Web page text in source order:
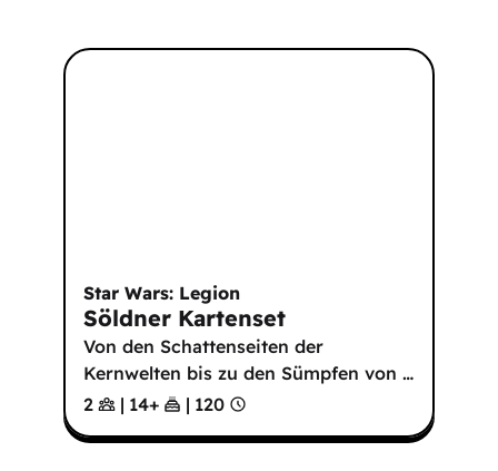
Star Wars: Legion
Söldner Kartenset
Von den Schattenseiten der
Kernwelten bis zu den Sümpfen von …
2
| 14+ | 120